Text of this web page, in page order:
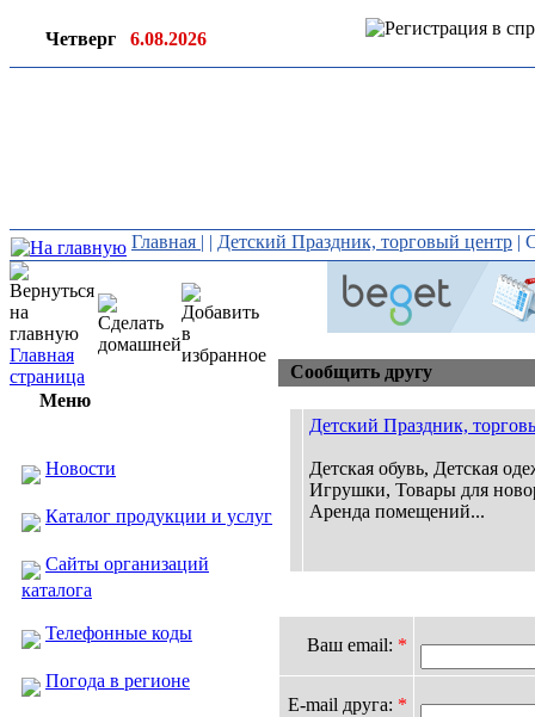
Четверг 6.08.2026
Главная | | Детский Праздник, торговый центр |
Главная
страница
Меню
Новости
Каталог продукции и услуг
Сайты организаций
каталога
Телефонные коды
Погода в регионе
Сообщить другу
Детский Праздник,
Детская обувь, Детская
Игрушки, Товары для
Аренда помещений...
Ваш email: *
E-mail друга: *